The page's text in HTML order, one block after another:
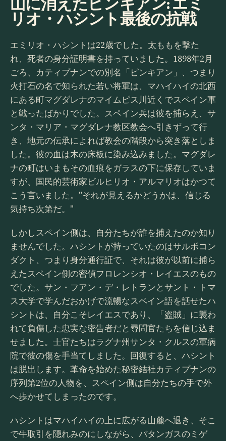
リオ・ハシント最後の抗戦
エミリオ・ハシントは22歳でした。太ももを撃た
れ、死者の身分証明書を持っていました。1898年2月
ごろ、カティプナンでの別名「ピンキアン」、つまり
火打石の名で知られた若い将軍は、マハイハイの北西
にある町マグダレナのマイムピス川近くでスペイン軍
と戦ったばかりでした。スペイン兵は彼を捕らえ、サ
ンタ・マリア・マグダレナ教区教会へ引きずって行
き、地元の伝承によれば教会の階段から突き落としま
した。彼の血は木の床板に染み込みました。マグダレ
ナの町はいまもその血痕をガラスの下に保存していま
すが、国民的芸術家ビルヒリオ・アルマリオはかつて
こう言いました。"それが見えるかどうかは、信じる
気持ち次第だ。"
しかしスペイン側は、自分たちが誰を捕えたのか知り
ませんでした。ハシントが持っていたのはサルボコン
ダクト、つまり身分通行証で、それは彼が以前に捕ら
えたスペイン側の密偵フロレンシオ・レイエスのもの
でした。サン・フアン・デ・レトランとサント・トマ
ス大学で学んだおかげで流暢なスペイン語を話せたハ
シントは、自分こそレイエスであり、「盗賊」に襲わ
れて負傷した忠実な密告者だと尋問官たちを信じ込ま
せました。士官たちはラグナ州サンタ・クルスの軍病
院で彼の傷を手当てしました。回復すると、ハシント
は脱出します。革命を始めた秘密結社カティプナンの
序列第2位の人物を、スペイン側は自分たちの手で外
へ歩かせてしまったのです。
ハシントはマハイハイの上に広がる山麓へ退き、そこ
で牛取引を隠れみのにしながら、バタンガスのミゲ